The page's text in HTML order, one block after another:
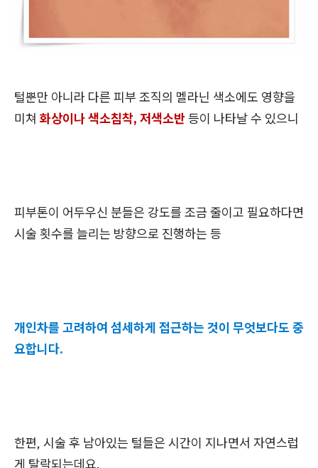
털뿐만 아니라 다른 피부 조직의 멜라닌 색소에도 영향을
미쳐 화상이나 색소침착, 저색소반등이 나타날 수 있으니
피부톤이 어두우신 분들은 강도를 조금 줄이고 필요하다면
시술 횟수를 늘리는 방향으로 진행하는 등
개인차를 고려하여 섬세하게 접근하는 것이 무엇보다도 중
요합니다.
한편, 시술 후 남아있는 털들은 시간이 지나면서 자연스럽
게 탈락되는데요.